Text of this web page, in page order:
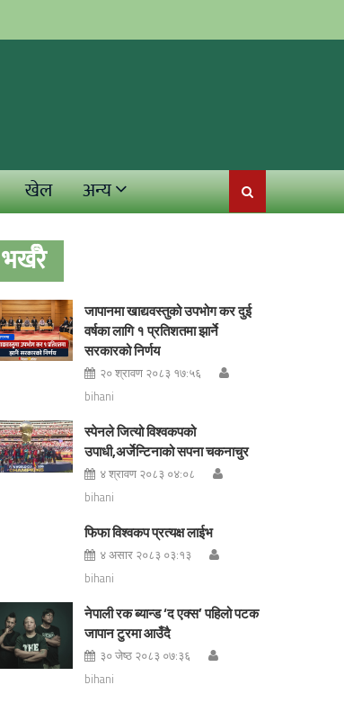
खेल अन्य
भर्खरै
जापानमा खाद्यवस्तुको उपभोग कर दुई
वर्षका लागि १ प्रतिशतमा झार्ने
सरकारको निर्णय
२० श्रावण २०८३ १७:५६
bihani
स्पेनले जित्यो विश्वकपको
उपाधी,अर्जेन्टिनाको सपना चकनाचुर
४ श्रावण २०८३ ०४:०८
bihani
फिफा विश्वकप प्रत्यक्ष लाईभ
४ असार २०८३ ०३:१३
bihani
नेपाली रक ब्यान्ड ‘द एक्स’ पहिलो पटक
जापान टुरमा आउँदै
३० जेष्ठ २०८३ ०७:३६
bihani